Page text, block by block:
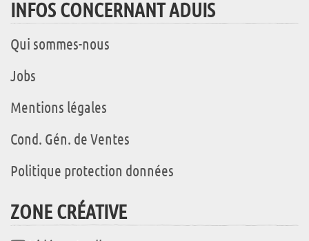
INFOS CONCERNANT ADUIS
Qui sommes-nous
Jobs
Mentions légales
Cond. Gén. de Ventes
Politique protection données
ZONE CRÉATIVE